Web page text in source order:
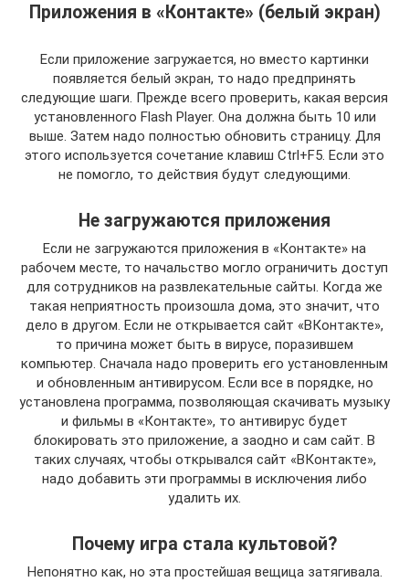
Приложения в «Контакте» (белый экран)
Если приложение загружается, но вместо картинки
появляется белый экран, то надо предпринять
следующие шаги. Прежде всего проверить, какая версия
установленного Flash Player. Она должна быть 10 или
выше. Затем надо полностью обновить страницу. Для
этого используется сочетание клавиш Ctrl+F5. Если это
не помогло, то действия будут следующими.
Не загружаются приложения
Если не загружаются приложения в «Контакте» на
рабочем месте, то начальство могло ограничить доступ
для сотрудников на развлекательные сайты. Когда же
такая неприятность произошла дома, это значит, что
дело в другом. Если не открывается сайт «ВКонтакте»,
то причина может быть в вирусе, поразившем
компьютер. Сначала надо проверить его установленным
и обновленным антивирусом. Если все в порядке, но
установлена программа, позволяющая скачивать музыку
и фильмы в «Контакте», то антивирус будет
блокировать это приложение, а заодно и сам сайт. В
таких случаях, чтобы открывался сайт «ВКонтакте»,
надо добавить эти программы в исключения либо
удалить их.
Почему игра стала культовой?
Непонятно как, но эта простейшая вещица затягивала.